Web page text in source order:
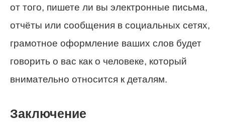
от того, пишете ли вы электронные письма,
отчёты или сообщения в социальных сетях,
грамотное оформление ваших слов будет
говорить о вас как о человеке, который
внимательно относится к деталям.
Заключение